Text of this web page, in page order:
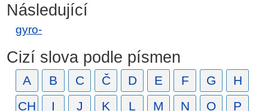
Následující
gyro-
Cizí slova podle písmen
A B C Č D E F G
H
CH
I J K L M N O P